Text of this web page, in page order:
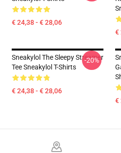
€ 24,38 - € 28,06
€
Sneakylol The Sleepy Streamer
Tee Sneakylol T-Shirts
€ 24,38 - € 28,06
-20%
€